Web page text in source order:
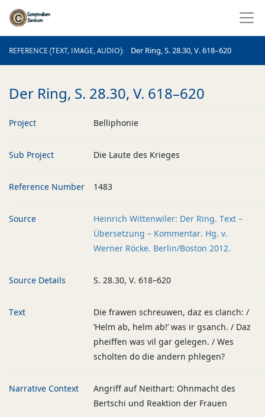
REFERENCE (TEXT, IMAGE, AUDIO) Der Ring, S. 28.30, V. 618–620
REFERENCE (TEXT, IMAGE, AUDIO)
Der Ring, S. 28.30, V. 618–620
Project Belliphonie
Sub Project Die Laute des Krieges
Reference Number 1483
Source
Heinrich Wittenwiler: Der Ring. Text –
Übersetzung – Kommentar. Hg. v.
Werner Röcke. Berlin/Boston 2012.
Source Details S. 28.30, V. 618–620
Text
Die frawen schreuwen, daz es clanch: /
‘Helm ab, helm ab!’ was ir gsanch. / Daz
pheiffen was vil gar gelegen. / Wes
scholten do die andern phlegen?
Narrative Context
Angriff auf Neithart: Ohnmacht des
Bertschi und Reaktion der Frauen